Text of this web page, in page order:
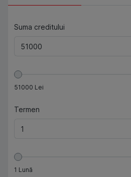
Suma creditului
51000 Lei
Termen
1 Lună